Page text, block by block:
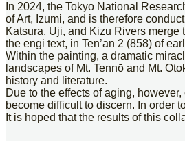
In 2024, the Tokyo National
of Art, Izumi, and is therefore
Katsura, Uji, and Kizu Rivers merge
the engi text, in Ten’an 2 (858) of
Within the painting, a dramatic
landscapes of Mt. Tennō and Mt.
history and literature.
Due to the effects of aging,
become difficult to discern. In order
It is hoped that the results of this